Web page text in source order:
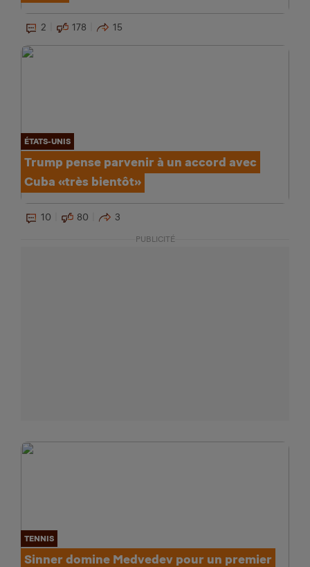
2 178 15
ÉTATS-UNIS
Trump pense parvenir à un accord avec
Cuba «très bientôt»
10 80 3
PUBLICITÉ
TENNIS
Sinner domine Medvedev pour un premier